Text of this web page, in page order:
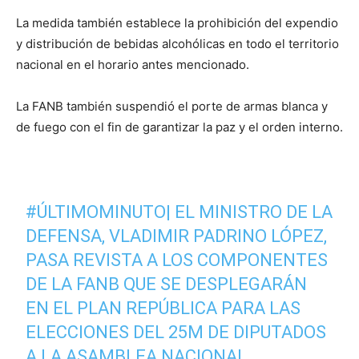
La medida también establece la prohibición del expendio
y distribución de bebidas alcohólicas en todo el territorio
nacional en el horario antes mencionado.
La FANB también suspendió el porte de armas blanca y
de fuego con el fin de garantizar la paz y el orden interno.
#ÚLTIMOMINUTO| EL MINISTRO DE LA
DEFENSA, VLADIMIR PADRINO LÓPEZ,
PASA REVISTA A LOS COMPONENTES
DE LA FANB QUE SE DESPLEGARÁN
EN EL PLAN REPÚBLICA PARA LAS
ELECCIONES DEL 25M DE DIPUTADOS